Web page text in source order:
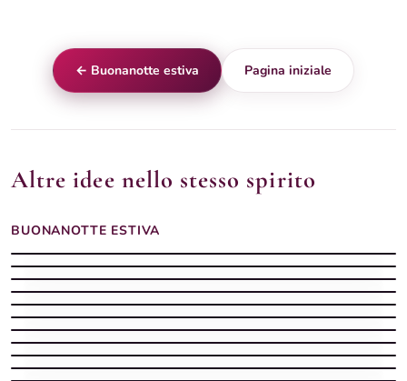
Altre idee nello stesso spirito
BUONANOTTE ESTIVA
Buonanotte Estiva silenziosa con spiaggia
Buonanotte estiva
Buonanotte estiva con il mare e la luna sui tuoi sogni
Buonanotte estiva con luna piena tra i rami di gelsomino
Buonanotte Estiva stellata con mare
Buonanotte estiva
Buonanotte calda
Buonanotte estiva con luna piena tra fiori rossi notturni
Buonanotte estiva
Spiaggia notturno d'estate — buonanotte
Buonanotte estiva con barca sulla riva e luna piena sul mare
← Buonanotte estiva Pagina iniziale